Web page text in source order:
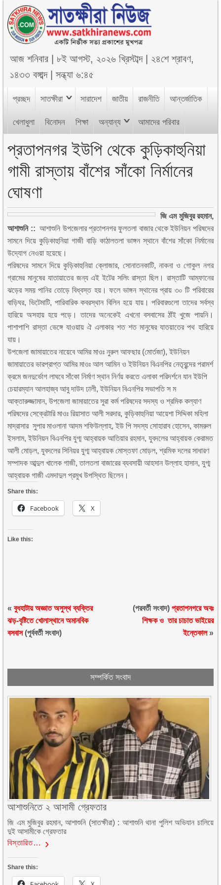
আজশনিবার ৮ই আগস্ট, ২০২৬ খ্রিস্টাব্দ| ২৪শে শ্রাবণ,
১৪৩৩ বঙ্গাব্দ|সন্ধ্যা ৬:৪৫
প্রচ্ছদ সাতক্ষীরা সারাদেশ জাতীয় রাজনীতি আন্তর্জাতিক
খেলাধুলা বিনোদন শিক্ষা অন্যান্য আমাদের পরিবার
প্রতাপনগর ইউপি থেকে কুড়িকাহুনিয়া
গামী রাস্তায় বাঁশের সাঁকো নির্মানের
ঘোষণা
জি এম মুজিবুর রহমান,
আশাশুনি :: আশাশুনি উপজেলার প্রতাপনগর ফুলতলা বাজার থেকে ইউনিয়ন পরিষদের
সামনে দিয়ে কুড়িকাহুনিয়া গাজী বাড়ি কাঠালতলা ভাঙ্গন স্থানে বাঁশের সাঁকো নির্মানের
উদ্যোগ নেওয়া হয়েছে।
পরিষদের সামনে দিয়ে কুড়িকাহুনিয়া ক্লোজার, সোনাতনকাটি, নাকনা ও গোকুল নগর
গ্রামের মানুষের যাতায়াতের জন্য এই ইটের সলিং রাস্তা ছিল। রাস্তাটি আম্ফানের
ঝড়ের সময় পানির তোড়ে বিধ্বস্ত হয়। ফলে ভাঙ্গন স্থানের প্রায় ৩০ টি পরিবারের
বাড়িঘর, ভিটেমাটি, পারিবারিক কবরস্থান বিলিন হয়ে যায়। পরিবারগুলো তাদের সর্বস্ব
হারিয়ে অসহায় হয়ে পড়ে। তাদের অনেকেই এখনো বসবাসের ঠাঁই খুজে পায়নি।
পাশাপাশি রাস্তা ভেঙ্গে যাওয়ায় ঐ এলাকার শত শত মানুষের যাতয়াতের পথ হারিয়ে
যায়।
উপজেলা জামায়াতের নায়েবে আমির মাওঃ নুরুল আফছার (মোর্তজা), ইউনিয়ন
জামায়াতের ভারপ্রাপ্ত আমির মাওঃ আল আমিন ও ইউনিয়ন বিএনপির নেতৃবৃন্দের পরামর্শ
ক্রমে জনদুর্ভোগ লাঘবে সাঁকো নির্মাণ স্থান নির্ণয় করতে এলাকা পরিদর্শনে যান ইউপি
চেয়ারম্যান আলহাজ্ব আবু দাউদ ঢালী, ইউনিয়ন বিএনপির সভাপতি স ম
আক্তারুজ্জামান, উপজেলা জামায়াতের সুরা কর্ম পরিষদের সদস্য ও শ্রমিক কল্যাণ
পরিষদের সেক্রেটারি মাওঃ রিয়াসাত আলী সরদার, কুড়িকাহুনিয়া আয়েশা সিদ্দিকা মহিলা
মাদ্রাসার সুপার মাওলানা আদম শফিউল্লাহ, ইউ পি সদস্য সোহারাব হোসেন, কামরুল
ইসলাম, ইউনিয়ন বিএনপির যুগ্ম আহ্বায়ক আতিয়ার রহমান, যুবদলের আহ্বায়ক কেরামত
আলী মোড়ল, যুবদলের সিনিয়র যুগ্ম আহ্বায়ক মোস্তফা মোড়ল, শ্রমিক দলের সাধারণ
সম্পাদক আব্দুল খালেক গাজী, তালতলা বাজারের ব্যবসায়ী আহসান উল্লাহ হাসান, যুগ্ম
আহ্বায়ক গাজী এমদাদুল প্রমুখ উপস্থিত ছিলেন।
Share this:
Facebook X
Like this:
«বুধহাটায় অজ্ঞাত অসুস্থ ব্যক্তির
ঝড়-বৃষ্টিতে খোলাস্থানে অমানবিক
বসবাস(পূর্ববর্তী সংবাদ)
(পরবর্তী সংবাদ) প্রতাপনগরে অবঃ
শিক্ষক ও তার চাচাত ভাইয়ের
ইন্তেকাল»
সম্পর্কিত সংবাদ
আশাশুনিতে ২ আসামী গ্রেফতার
জি এম মুজিবুর রহমান, আশাশুনি (সাতক্ষীরা) : আশাশুনি থানা পুলিশ অভিযান চালিয়ে
দুই আসামীকে গ্রেফতার
বিস্তারিত…
Share this: